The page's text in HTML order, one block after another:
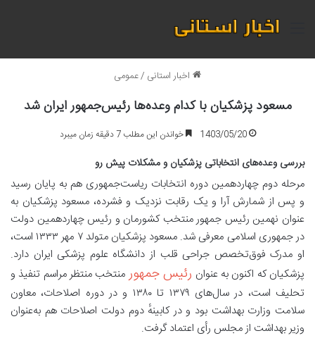
منو
اخبار استانی /عمومی
مسعود پزشکیان با کدام وعده‌ها رئیس‌جمهور ایران شد
1403/05/20 خواندن این مطلب 7 دقیقه زمان میبرد
بررسی وعده‌های انتخاباتی پزشکیان و مشکلات پیش رو
مرحله دوم چهاردهمین دوره انتخابات ریاست‌جمهوری هم به پایان رسید
و پس از شمارش آرا و یک رقابت نزدیک و فشرده، مسعود پزشکیان به
عنوان نهمین رئیس جمهور منتخب کشورمان و رئیس چهاردهمین دولت
در جمهوری اسلامی معرفی شد. مسعود پزشکیان متولد ۷ مهر ۱۳۳۳ است،
او مدرک فوق‌تخصص جراحی قلب از دانشگاه علوم پزشکی ایران دارد.
پزشکیان که اکنون به عنوان رئیس جمهورمنتخب منتظر مراسم تنفیذ و
تحلیف است، در سال‌های ۱۳۷۹ تا ۱۳۸۰ و در دوره اصلاحات، معاون
سلامت وزارت بهداشت بود و در کابینهٔ دوم دولت اصلاحات هم به‌عنوان
وزیر بهداشت از مجلس رأی اعتماد گرفت.